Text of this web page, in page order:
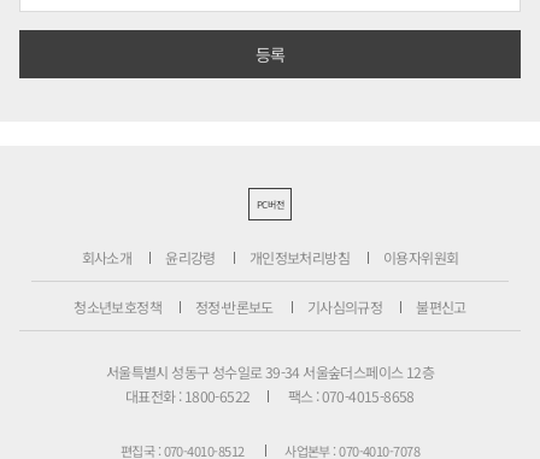
PC버전
회사소개 윤리강령 개인정보처리방침 이용자위원회
청소년보호정책 정정·반론보도 기사심의규정 불편신고
서울특별시 성동구 성수일로 39-34 서울숲더스페이스 12층
대표전화 : 1800-6522
팩스 : 070-4015-8658
편집국 : 070-4010-8512 사업본부 : 070-4010-7078